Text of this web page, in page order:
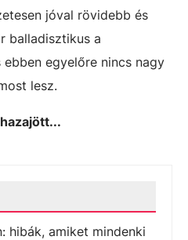
jóval rövidebb és
balladisztikus a
egyelőre nincs nagy
lesz.
hibák, amiket mindenki